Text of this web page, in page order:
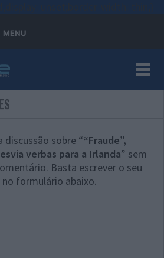
MENU
discussão sobre ““Fraude”,
verbas para a Irlanda” sem
Basta escrever o seu
formulário abaixo.